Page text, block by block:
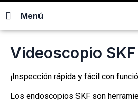
Menú
Videoscopio SKF
¡Inspección rápida y fácil con
Los endoscopios SKF son